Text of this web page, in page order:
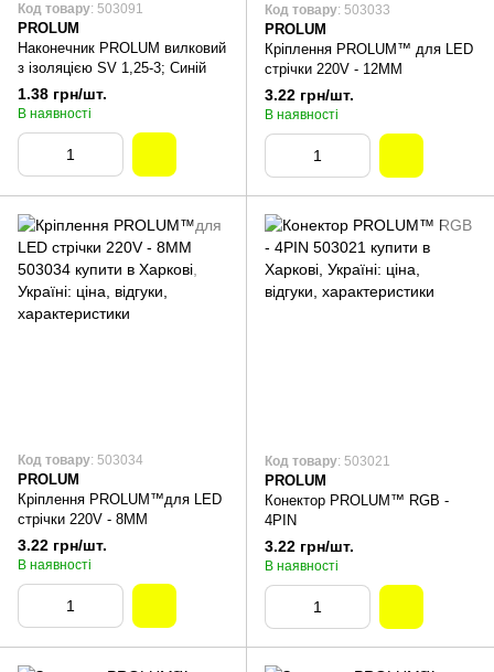
Код товару: 503091
PROLUM
Наконечник PROLUM вилковий
з ізоляцією SV 1,25-3; Синій
1.38 грн/шт.
В наявності
Код товару: 503033
PROLUM
Кріплення PROLUM™ для LED
стрічки 220V - 12ММ
3.22 грн/шт.
В наявності
Код товару: 503034
PROLUM
Кріплення PROLUM™для LED
стрічки 220V - 8ММ
3.22 грн/шт.
В наявності
Код товару: 503021
PROLUM
Конектор PROLUM™ RGB -
4PIN
3.22 грн/шт.
В наявності